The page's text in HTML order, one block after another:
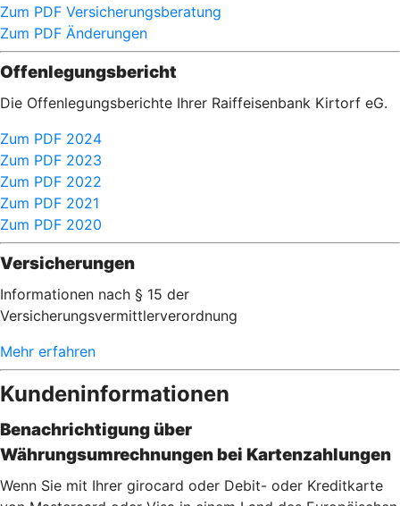
Zum PDF Versicherungsberatung
Zum PDF Änderungen
Offenlegungsbericht
Die Offenlegungsberichte Ihrer Raiffeisenbank Kirtorf eG.
Zum PDF 2024
Zum PDF 2023
Zum PDF 2022
Zum PDF 2021
Zum PDF 2020
Versicherungen
Informationen nach § 15 der
Versicherungsvermittlerverordnung
Mehr erfahren
Kundeninformationen
Benachrichtigung über
Währungsumrechnungen bei Kartenzahlungen
Wenn Sie mit Ihrer girocard oder Debit- oder Kreditkarte